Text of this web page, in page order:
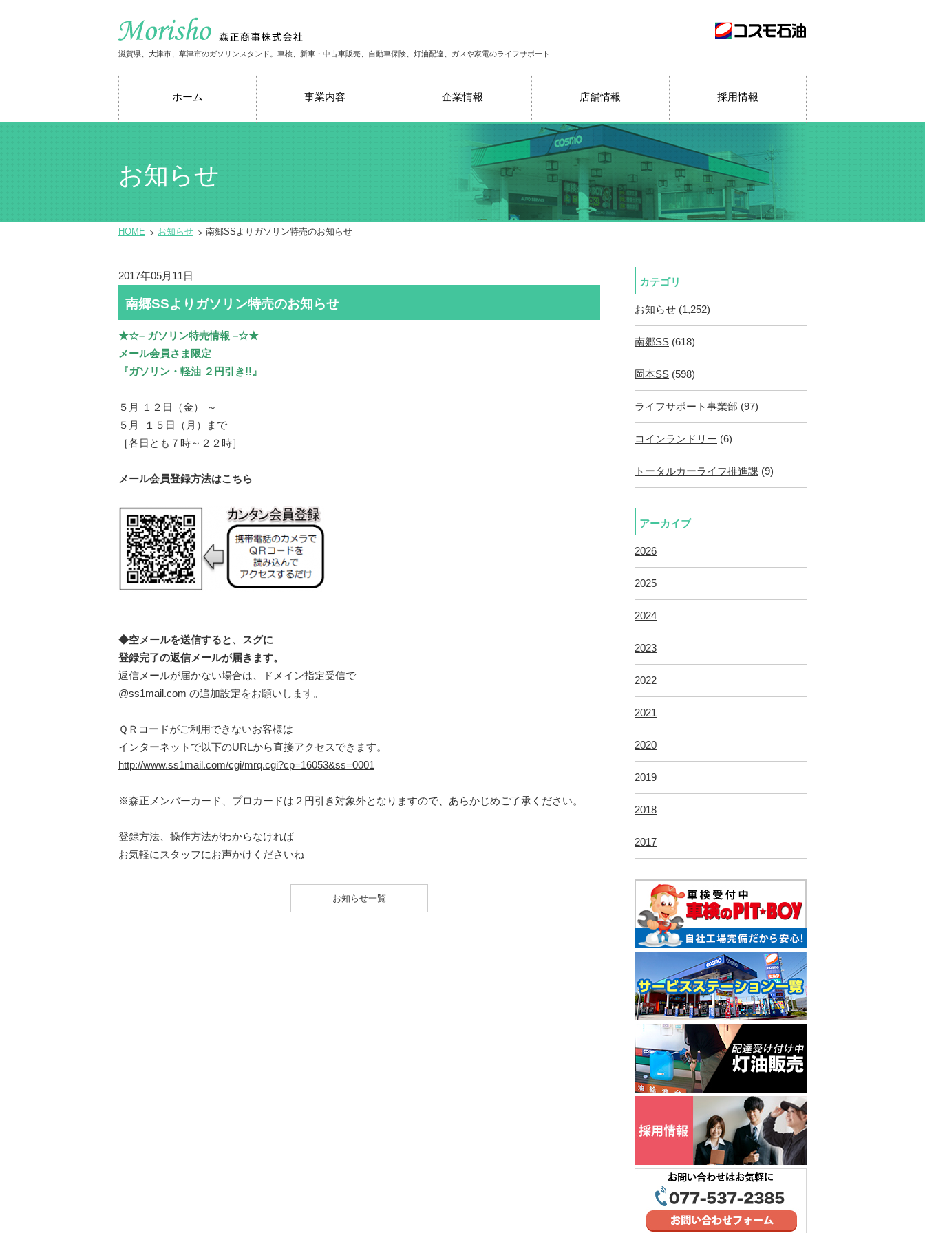
滋賀県、大津市、草津市のガソリンスタンド。車検、新車・中古車販売、自動車保険、灯油配達、ガスや家電のライフサポート
ホーム 事業内容 企業情報 店舗情報 採用情報
お知らせ
HOME お知らせ 南郷SSよりガソリン特売のお知らせ
2017年05月11日
南郷SSよりガソリン特売のお知らせ
★☆– ガソリン特売情報 –☆★
メール会員さま限定
『ガソリン・軽油 ２円引き!!』
５月 １２日（金） ～
５月 １５日（月）まで
［各日とも７時～２２時］
メール会員登録方法はこちら
◆空メールを送信すると、スグに
登録完了の返信メールが届きます。
返信メールが届かない場合は、ドメイン指定受信で
@ss1mail.com の追加設定をお願いします。
ＱＲコードがご利用できないお客様は
インターネットで以下のURLから直接アクセスできます。
http://www.ss1mail.com/cgi/mrq.cgi?cp=16053&ss=0001
※森正メンバーカード、プロカードは２円引き対象外となりますので、あらかじめご了承ください。
登録方法、操作方法がわからなければ
お気軽にスタッフにお声かけくださいね
お知らせ一覧
カテゴリ
お知らせ (1,252)
南郷SS (618)
岡本SS (598)
ライフサポート事業部 (97)
コインランドリー (6)
トータルカーライフ推進課 (9)
アーカイブ
2026
2025
2024
2023
2022
2021
2020
2019
2018
2017